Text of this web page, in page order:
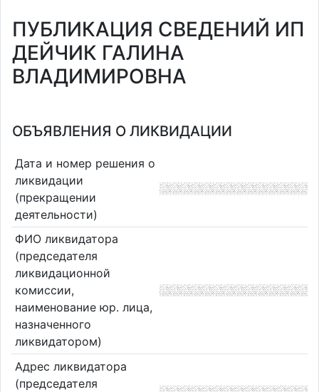
ПУБЛИКАЦИЯ СВЕДЕНИЙ ИП
ДЕЙЧИК ГАЛИНА
ВЛАДИМИРОВНА
ОБЪЯВЛЕНИЯ О ЛИКВИДАЦИИ
Дата и номер решения о
ликвидации
(прекращении
деятельности)
ФИО ликвидатора
(председателя
ликвидационной
комиссии,
наименование юр. лица,
назначенного
ликвидатором)
Адрес ликвидатора
(председателя